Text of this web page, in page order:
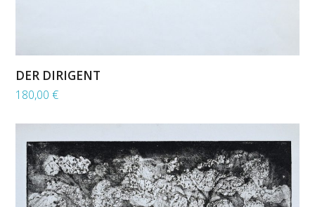
DER DIRIGENT
180,00€